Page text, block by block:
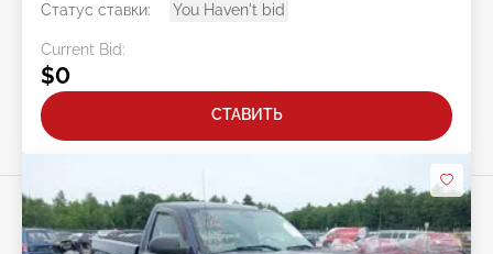
Статус ставки:
You Haven't bid
Current Bid:
$0
СТАВИТЬ